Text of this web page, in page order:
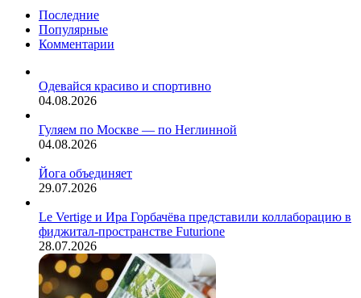
безупречно.
Последние
Популярные
Комментарии
Одевайся красиво и спортивно
04.08.2026
Гуляем по Москве — по Неглинной
04.08.2026
Йога объединяет
29.07.2026
Le Vertige и Ира Горбачёва представили коллаборацию в
фиджитал-пространстве Futurione
28.07.2026